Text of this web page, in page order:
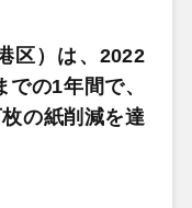
区）は、2022
の1年間で、
の紙削減を達